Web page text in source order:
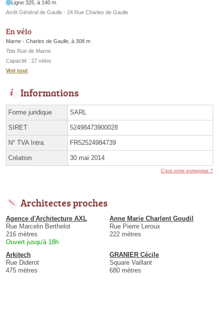
Ligne 325, à 140 m
Arrêt Général de Gaulle - 24 Rue Charles de Gaulle
En vélo
Marne - Charles de Gaulle, à 308 m
7bis Rue de Marne
Capacité : 27 vélos
Voir tout
Informations
Forme juridique SARL
SIRET 52498473900028
N° TVA Intra. FR52524984739
Création 30 mai 2014
C'est votre entreprise ?
Architectes proches
Agence d'Architecture AXL
Rue Marcelin Berthelot
216 mètres
Ouvert jusqu'à 18h
Anne Marie Charlent Goudil
Rue Pierre Leroux
222 mètres
Arkitech
Rue Diderot
475 mètres
GRANIER Cécile
Square Vaillant
680 mètres